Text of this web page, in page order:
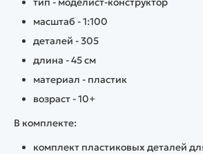
масштаб - 1:100
деталей - 305
длина - 45 см
материал - пластик
возраст - 10+
В комплекте:
комплект пластиковых деталей